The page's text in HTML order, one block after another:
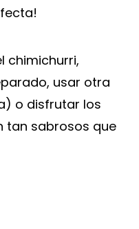
chimichurri,
usar otra
o disfrutar los
tan sabrosos que